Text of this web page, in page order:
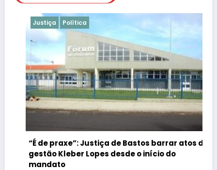
Justiça Política
“É de praxe”: Justiça de Bastos barrar atos da
gestão Kleber Lopes desde o início do
mandato